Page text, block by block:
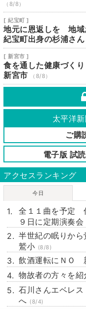
（8/8）
[ 紀宝町 ]
地元に恩返しを 地
紀宝町出身の杉浦さん
[ 新宮市 ]
食を通した健康づく
新宮市
（8/8）
太平洋新
ご購
電子版 試
アクセスランキング
今日
全１１曲を予定
９日に定期演奏会
半世紀の眠りか
鷲小 (8/8)
飲酒運転にＮＯ
物故者の方々を紹
石川さんエベレ
へ (8/4)